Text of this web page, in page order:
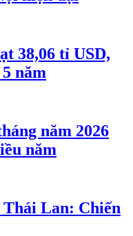
38,06 tỉ USD,
năm
năm 2026
năm
Lan: Chiến